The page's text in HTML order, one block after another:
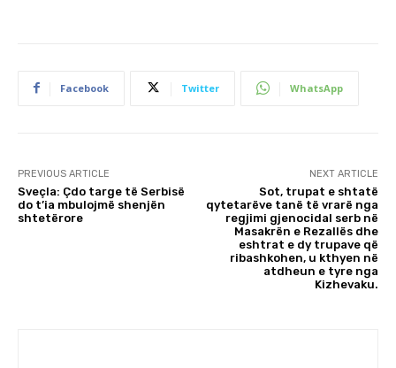
Facebook Twitter WhatsApp
PREVIOUS ARTICLE
Sveçla: Çdo targe të Serbisë
do t’ia mbulojmë shenjën
shtetërore
NEXT ARTICLE
Sot, trupat e shtatë
qytetarëve tanë të vrarë nga
regjimi gjenocidal serb në
Masakrën e Rezallës dhe
eshtrat e dy trupave që
ribashkohen, u kthyen në
atdheun e tyre nga
Kizhevaku.